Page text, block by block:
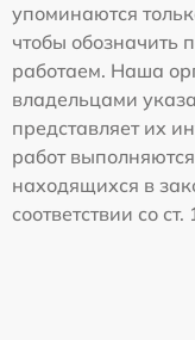
упоминаются
чтобы обозначить
работаем. Наша
владельцами
представляет их
работ
находящихся в
соответствии со